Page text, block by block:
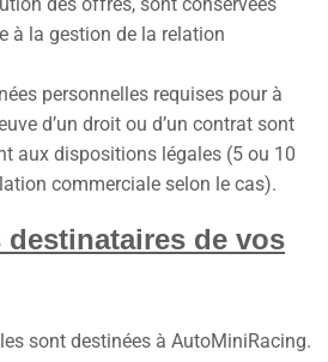
à la gestion de la relation
personnelles requises pour à
d’un droit ou d’un contrat sont
aux dispositions légales (5 ou 10
commerciale selon le cas).
de vos
sont destinées à AutoMiniRacing.